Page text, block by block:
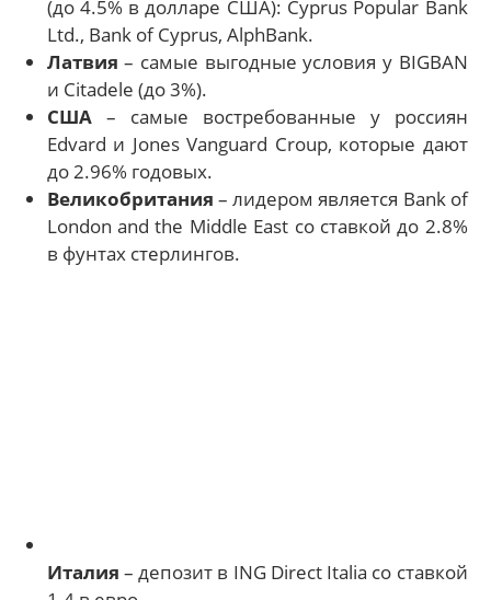
(до 4.5% в долларе США): Cyprus Popular Bank
Ltd., Bank of Cyprus, AlphBank.
Латвия – самые выгодные условия у BIGBAN
и Citadele (до 3%).
США– самые востребованные у россиян
Edvard и Jones Vanguard Croup, которые дают
до 2.96% годовых.
Великобритания – лидером является Bank of
London and the Middle East со ставкой до 2.8%
в фунтах стерлингов.
Италия – депозит в ING Direct Italia со ставкой